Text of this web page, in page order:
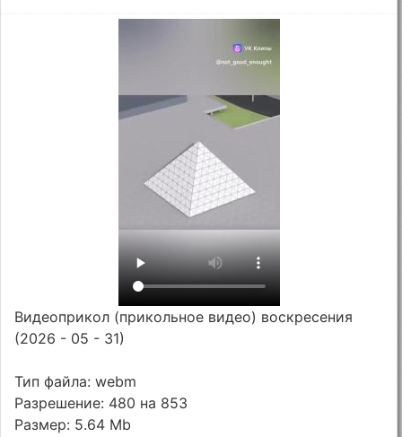
Видеоприкол (прикольное видео) воскресения
(2026 - 05 - 31)
Тип файла: webm
Разрешение: 480 на 853
Размер: 5.64 Mb